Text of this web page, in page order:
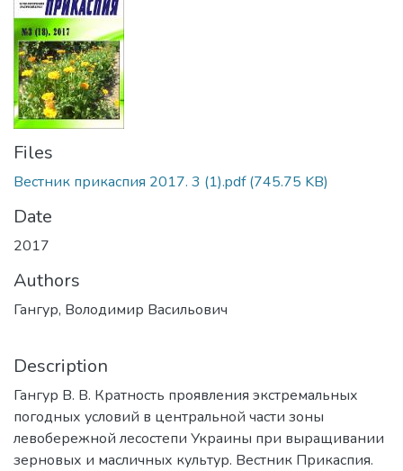
Files
Вестник прикаспия 2017. 3 (1).pdf(745.75 KB)
Date
2017
Authors
Гангур, Володимир Васильович
Description
Гангур В. В. Кратность проявления экстремальных
погодных условий в центральной части зоны
левобережной лесостепи Украины при выращивании
зерновых и масличных культур. Вестник Прикаспия.